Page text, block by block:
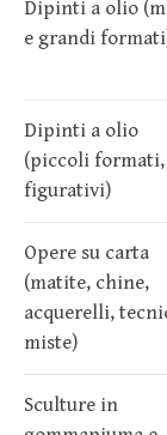
Dipinti a olio
e grandi
Dipinti a olio
(piccoli formati,
figurativi)
Opere su carta
(matite, chine,
acquerelli,
miste)
Sculture in